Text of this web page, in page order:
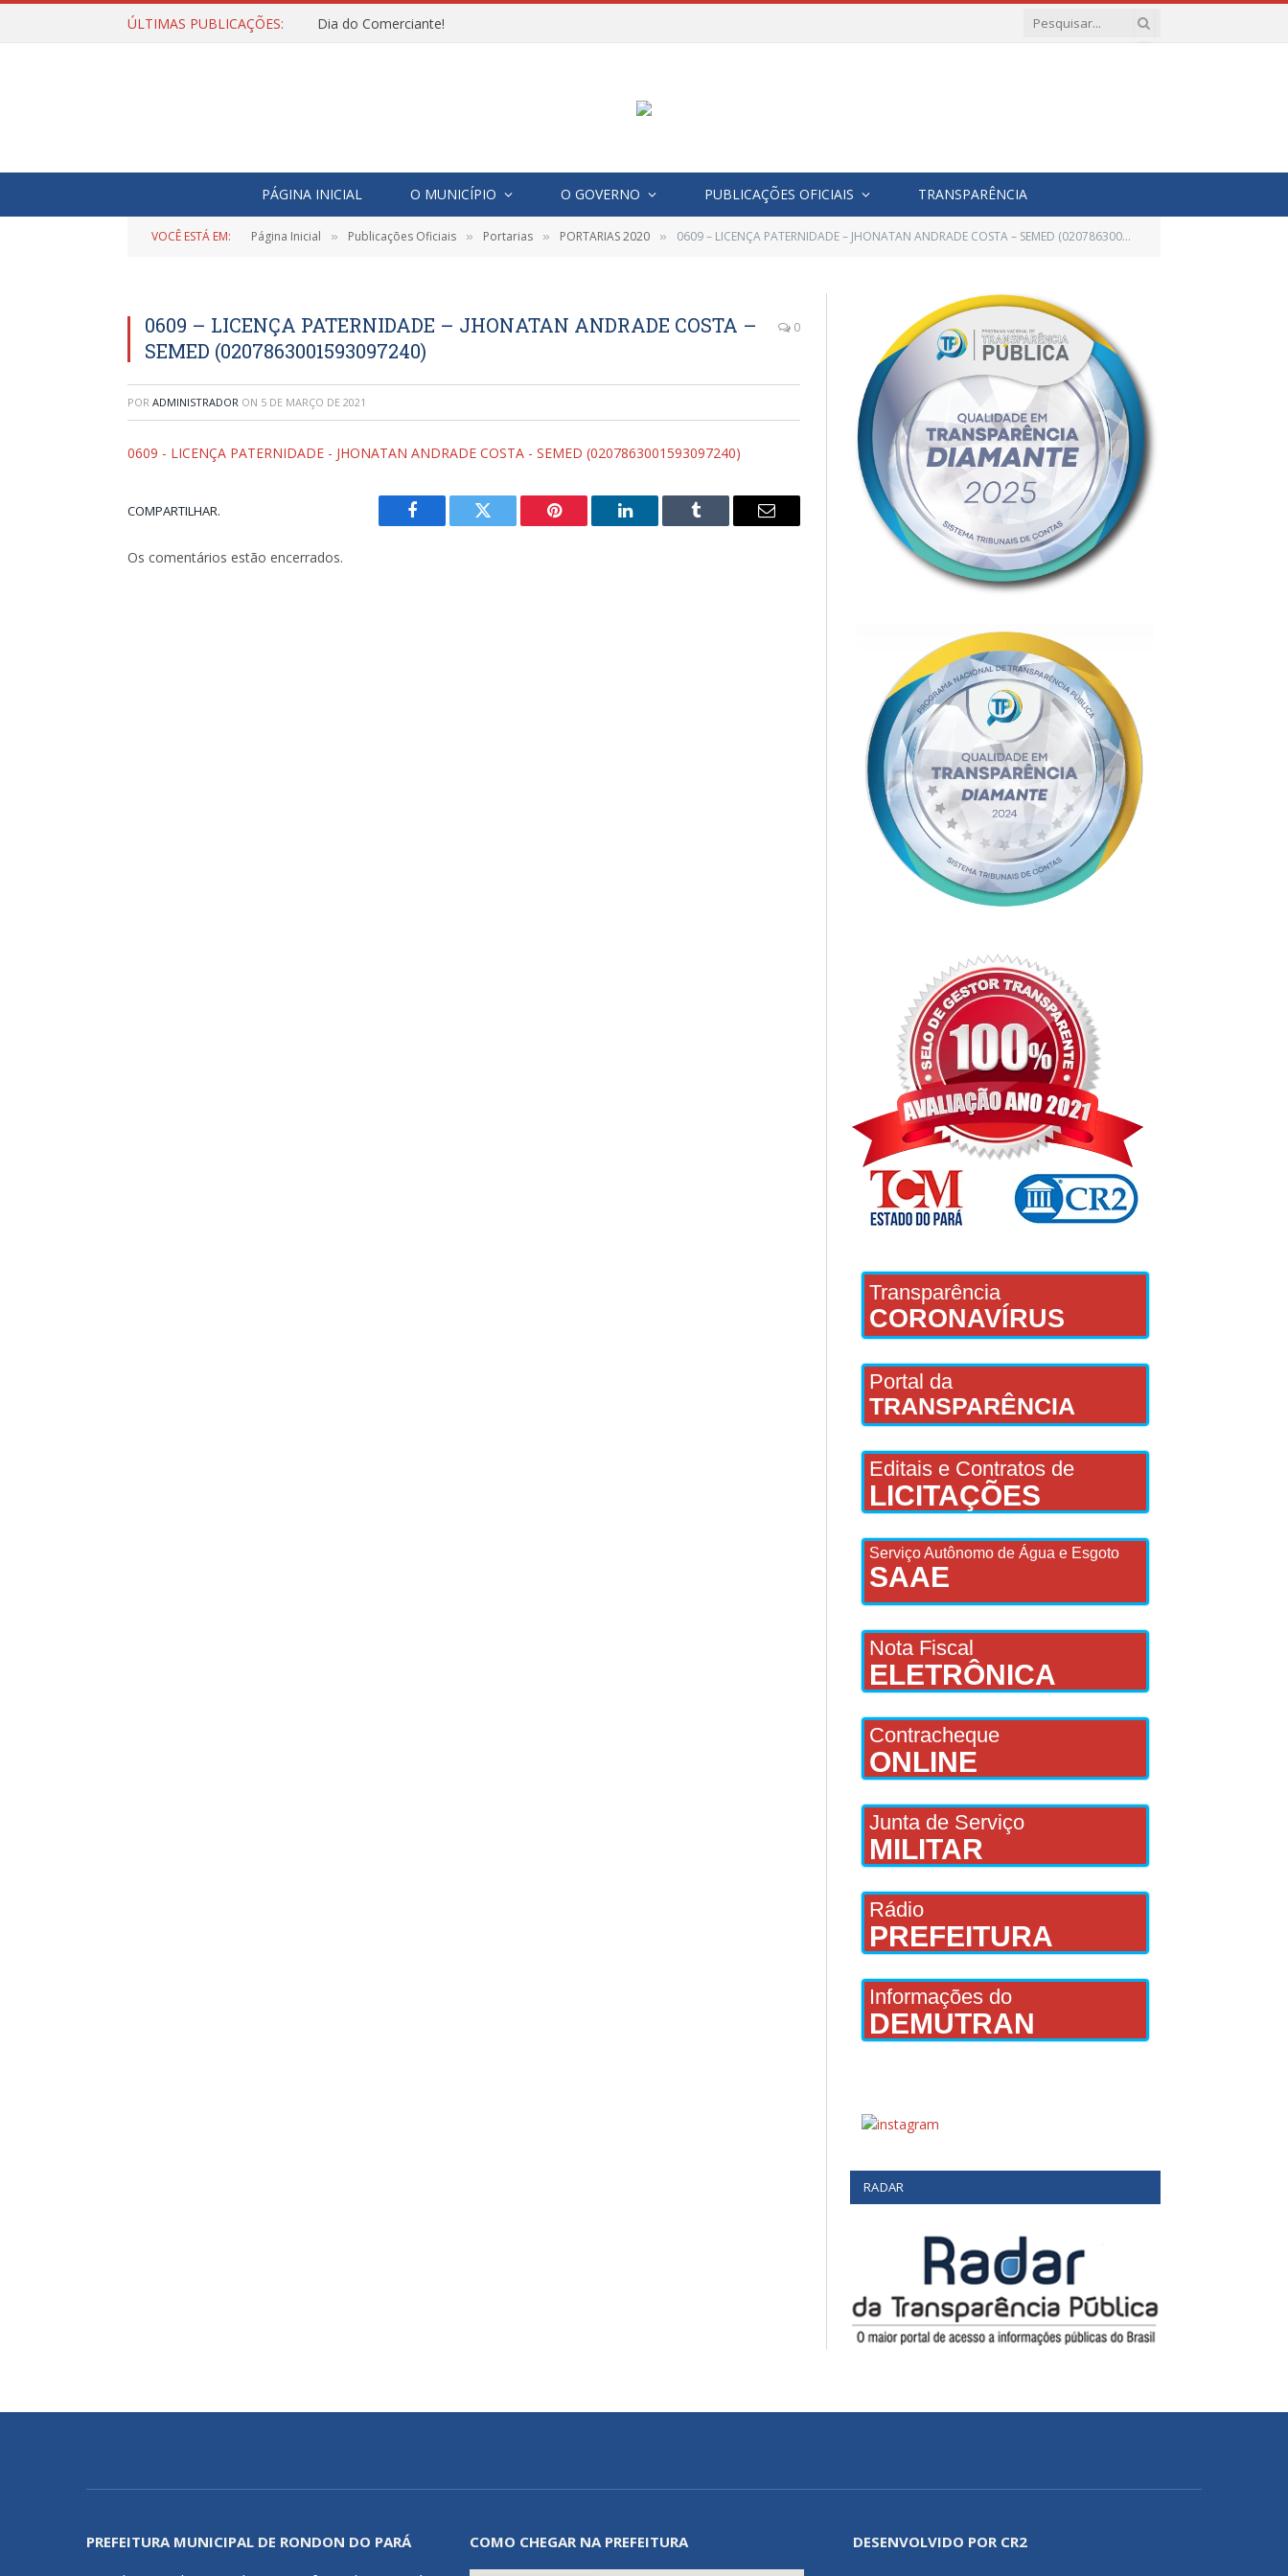
ÚLTIMAS PUBLICAÇÕES: Dia do Comerciante!
PÁGINA INICIAL O MUNICÍPIO O GOVERNO PUBLICAÇÕES OFICIAIS TRANSPARÊNCIA
VOCÊ ESTÁ EM: Página Inicial » Publicações Oficiais » Portarias » PORTARIAS 2020 » 0609 – LICENÇA PATERNIDADE – JHONATAN ANDRADE COSTA – SEMED (0207863001593097240)
0609 – LICENÇA PATERNIDADE – JHONATAN ANDRADE COSTA –
SEMED (0207863001593097240)
0
POR ADMINISTRADOR ON 5 DE MARÇO DE 2021
0609 - LICENÇA PATERNIDADE - JHONATAN ANDRADE COSTA - SEMED (0207863001593097240)
COMPARTILHAR.
Facebook Twitter Pinterest LinkedIn Tumblr
E-
Os comentários estão encerrados.
Transparência
CORONAVÍRUS
Portal da
TRANSPARÊNCIA
Editais e Contratos de
LICITAÇÕES
Serviço Autônomo de Água e Esgoto
SAAE
Nota Fiscal
ELETRÔNICA
Contracheque
ONLINE
Junta de Serviço
MILITAR
Rádio
PREFEITURA
Informações do
DEMUTRAN
RADAR
PREFEITURA MUNICIPAL DE RONDON DO PARÁ
COMO CHEGAR NA PREFEITURA DESENVOLVIDO POR CR2